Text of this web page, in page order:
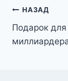
по
НАЗАД
Подарок для